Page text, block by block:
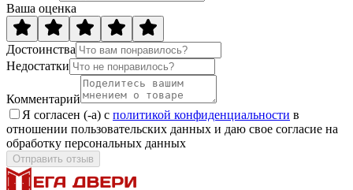
Ваша оценка
Достоинства
Недостатки
Комментарий
Я согласен (-а) с политикой конфиденциальности в
отношении пользовательских данных и даю свое согласие на
обработку персональных данных
Отправить отзыв